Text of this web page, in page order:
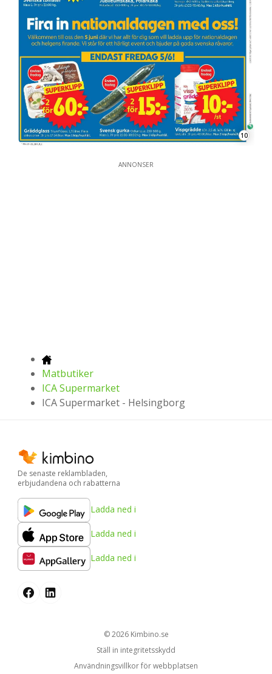
10
ANNONSER
Matbutiker
ICA Supermarket
ICA Supermarket - Helsingborg
De senaste reklambladen,
erbjudandena och rabatterna
Ladda ned i
Ladda ned i
Ladda ned i
© 2026 kimbino.se
Ställ in integritetsskydd
Användningsvillkor för webbplatsen